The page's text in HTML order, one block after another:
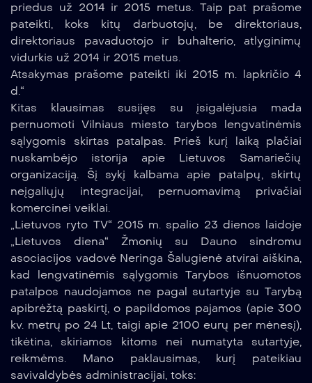
priedus už 2014 ir 2015 metus. Taip pat prašome
pateikti, koks kitų darbuotojų, be direktoriaus,
direktoriaus pavaduotojo ir buhalterio, atlyginimų
vidurkis už 2014 ir 2015 metus.
Atsakymas prašome pateikti iki 2015 m. lapkričio 4
d.“
Kitas klausimas susijęs su įsigalėjusia mada
pernuomoti Vilniaus miesto tarybos lengvatinėmis
sąlygomis skirtas patalpas. Prieš kurį laiką plačiai
nuskambėjo istorija apie Lietuvos Samariečių
organizaciją. Šį sykį kalbama apie patalpų, skirtų
neįgaliųjų integracijai, pernuomavimą privačiai
komercinei veiklai.
„Lietuvos ryto TV“ 2015 m. spalio 23 dienos laidoje
„Lietuvos diena“ Žmonių su Dauno sindromu
asociacijos vadovė Neringa Šalugienė atvirai aiškina,
kad lengvatinėmis sąlygomis Tarybos išnuomotos
patalpos naudojamos ne pagal sutartyje su Tarybą
apibrėžtą paskirtį, o papildomos pajamos (apie 300
kv. metrų po 24 Lt, taigi apie 2100 eurų per mėnesį),
tikėtina, skiriamos kitoms nei numatyta sutartyje,
reikmėms. Mano paklausimas, kurį pateikiau
savivaldybės administracijai, toks: